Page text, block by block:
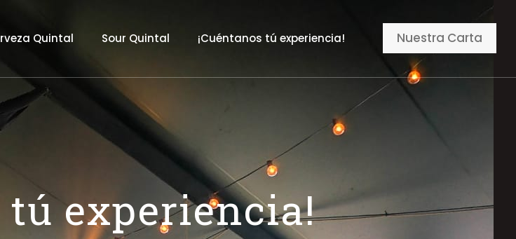
Quintal Sour Quintal ¡Cuéntanos tú experiencia! Nuestra Carta
tú experiencia!